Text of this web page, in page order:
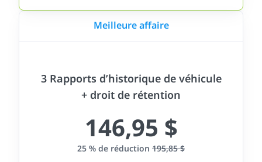
Meilleure affaire
3 Rapports d’historique de véhicule
+ droit de rétention
146,95 $
25 % de réduction 195,85 $